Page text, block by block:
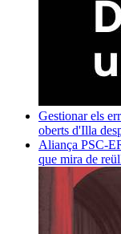
Gestionar els
oberts d'Illa
Aliança PSC-
que mira de